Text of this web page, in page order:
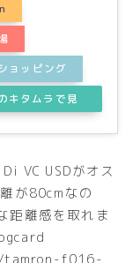
ョッピング
キタムラで見
VC USDがオス
が80cmなの
距離感を取れま
f016-